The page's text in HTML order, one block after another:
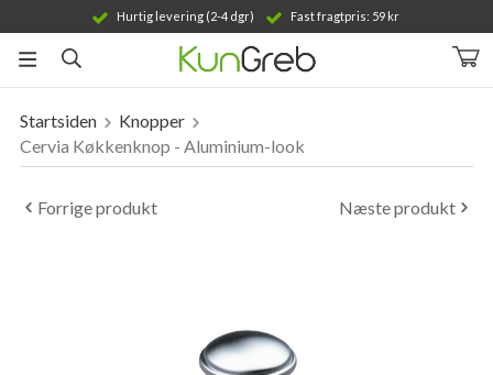
Hurtig levering (2-4 dgr) Fast fragtpris: 59 kr
Produktet er blevet tilføjet til din indkøbskurv
Startsiden
Knopper
Cervia Køkkenknop - Aluminium-look
Forrige produkt Næste produkt